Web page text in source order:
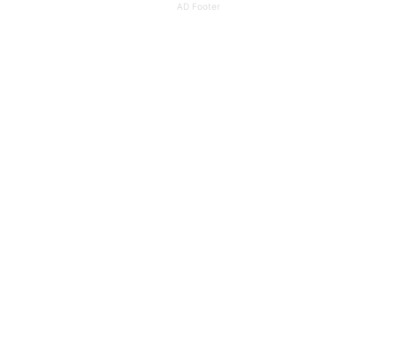
AD Footer